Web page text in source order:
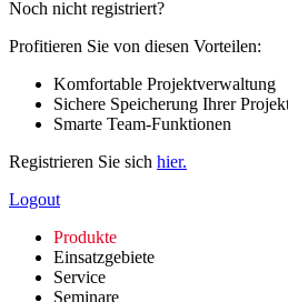
Noch nicht registriert?
Profitieren Sie von diesen Vorteilen:
Komfortable Projektverwaltung
Sichere Speicherung Ihrer
Smarte Team-Funktionen
Registrieren Sie sich hier.
Logout
Produkte
Einsatzgebiete
Service
Seminare